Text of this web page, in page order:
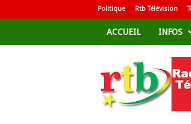
Politique Rtb Télévision
ACCUEIL INFOS
d